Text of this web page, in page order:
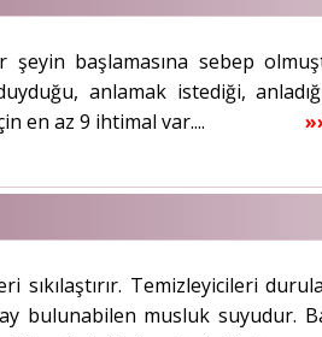
başlamasına sebep
anlamak istediği,
en az 9 ihtimal var....
Temizleyicileri
bulunabilen musluk suyudur.